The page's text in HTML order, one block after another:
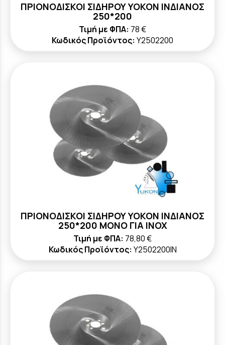
ΠΡΙΟΝΟΔΙΣΚΟΙ ΣΙΔΗΡΟΥ YOKON ΙΝΔΙΑΝΟΣ
250*200
Τιμή με ΦΠΑ: 78 €
Κωδικός Προϊόντος: Y2502200
ΠΡΙΟΝΟΔΙΣΚΟΙ ΣΙΔΗΡΟΥ YOKON ΙΝΔΙΑΝΟΣ
250*200 ΜΟΝΟ ΓΙΑ ΙΝΟΧ
Τιμή με ΦΠΑ: 78,80 €
Κωδικός Προϊόντος: Y2502200ΙΝ